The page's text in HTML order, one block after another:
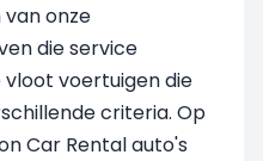
van onze
die service
voertuigen die
criteria. Op
Car Rental auto's